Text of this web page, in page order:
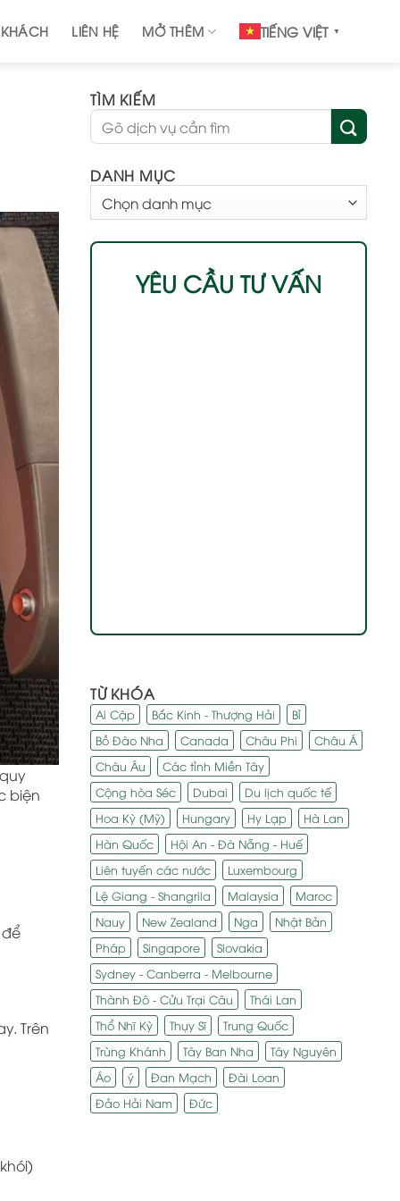
LIÊN HỆ MỞ THÊM TIẾNG VIỆT ▼
biện
Trên
TÌM KIẾM
DANH MỤC
MỤC
YÊU CẦU TƯ VẤN
TỪ KHÓA
Ai Cập Bắc Kinh - Thượng Hải
Bỉ
Bồ Đào Nha
Canada Châu Phi
Châu Á
Châu Âu
Các tỉnh Miền Tây
Cộng hòa Séc
Dubai
Du lịch quốc tế
Hoa Kỳ (Mỹ)
Hungary Hy Lạp
Hà Lan
Hàn Quốc
Hội An - Đà Nẵng - Huế
Liên tuyến các nước
Luxembourg
Lệ Giang - Shangrila
Malaysia
Maroc
Nauy
New Zealand Nga
Nhật Bản
Pháp
Singapore
Slovakia
Sydney - Canberra - Melbourne
Thành Đô - Cửu Trại Câu
Thái Lan
Thổ Nhĩ Kỳ
Thụy Sĩ
Trung Quốc
Trùng Khánh
Tây Ban Nha
Tây Nguyên
Áo
ý Đan Mạch
Đài Loan
Đảo Hải Nam
Đức